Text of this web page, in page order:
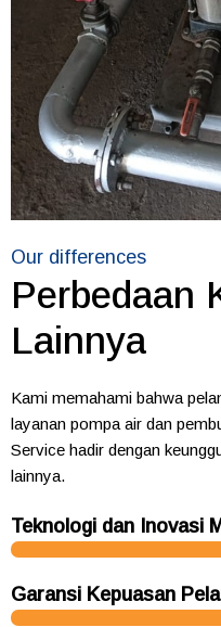
Our differences
Perbedaan
Lainnya
Kami memahami bahwa
layanan pompa air dan
Service hadir dengan
lainnya.
Teknologi dan Inovasi
Garansi Kepuasan